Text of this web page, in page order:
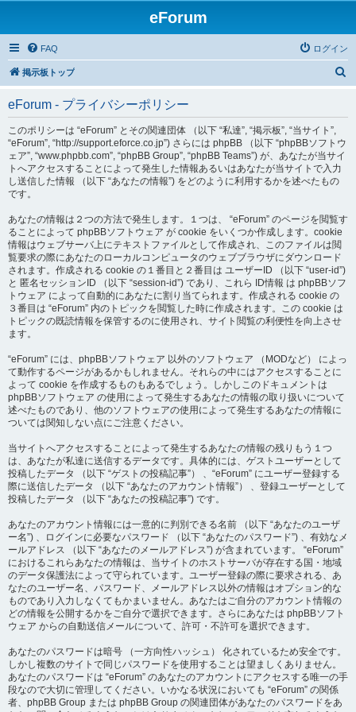
eForum
FAQ ログイン
掲示板トップ
eForum - プライバシーポリシー
このポリシーは “eForum” とその関連団体 （以下 “私達”, “掲示板”, “当サイト”,
“eForum”, “http://support.eforce.co.jp”) さらには phpBB （以下 “phpBBソフトウ
ェア”, “www.phpbb.com”, “phpBB Group”, “phpBB Teams”) が、あなたが当サイ
トへアクセスすることによって発生した情報あるいはあなたが当サイトで入力
し送信した情報 （以下 “あなたの情報”) をどのように利用するかを述べたもの
です。
あなたの情報は２つの方法で発生します。１つは、 “eForum” のページを閲覧す
ることによって phpBBソフトウェア が cookie をいくつか作成します。cookie
情報はウェブサーバ上にテキストファイルとして作成され、このファイルは閲
覧要求の際にあなたのローカルコンピュータのウェブブラウザにダウンロード
されます。作成される cookie の１番目と２番目は ユーザーID （以下 “user-id”)
と 匿名セッションID （以下 “session-id”) であり、これら ID情報 は phpBBソフ
トウェア によって自動的にあなたに割り当てられます。作成される cookie の
３番目は “eForum” 内のトピックを閲覧した時に作成されます。この cookie は
トピックの既読情報を保管するのに使用され、サイト閲覧の利便性を向上させ
ます。
“eForum” には、phpBBソフトウェア 以外のソフトウェア （MODなど） によっ
て動作するページがあるかもしれません。それらの中にはアクセスすることに
よって cookie を作成するものもあるでしょう。しかしこのドキュメントは
phpBBソフトウェア の使用によって発生するあなたの情報の取り扱いについて
述べたものであり、他のソフトウェアの使用によって発生するあなたの情報に
ついては関知しない点にご注意ください。
当サイトへアクセスすることによって発生するあなたの情報の残りもう１つ
は、あなたが私達に送信するデータです。具体的には、ゲストユーザーとして
投稿したデータ （以下 “ゲストの投稿記事”） 、“eForum” にユーザー登録する
際に送信したデータ （以下 “あなたのアカウント情報”） 、登録ユーザーとして
投稿したデータ （以下 “あなたの投稿記事”) です。
あなたのアカウント情報には一意的に判別できる名前 （以下 “あなたのユーザ
ー名”) 、ログインに必要なパスワード （以下 “あなたのパスワード”) 、有効なメ
ールアドレス （以下 “あなたのメールアドレス”) が含まれています。 “eForum”
におけるこれらあなたの情報は、当サイトのホストサーバが存在する国・地域
のデータ保護法によって守られています。ユーザー登録の際に要求される、あ
なたのユーザー名、パスワード、メールアドレス以外の情報はオプション的な
ものであり入力しなくてもかまいません。あなたはご自分のアカウント情報の
どの情報を公開するかをご自分で選択できます。さらにあなたは phpBBソフト
ウェア からの自動送信メールについて、許可・不許可を選択できます。
あなたのパスワードは暗号 （一方向性ハッシュ） 化されているため安全です。
しかし複数のサイトで同じパスワードを使用することは望ましくありません。
あなたのパスワードは “eForum” のあなたのアカウントにアクセスする唯一の手
段なので大切に管理してください。いかなる状況においても “eForum” の関係
者、phpBB Group または phpBB Group の関連団体があなたのパスワードをあ